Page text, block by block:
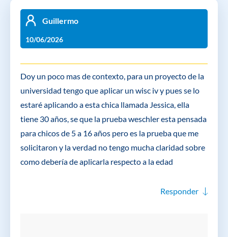
Guillermo
10/06/2026
Doy un poco mas de contexto, para un proyecto de la
universidad tengo que aplicar un wisc iv y pues se lo
estaré aplicando a esta chica llamada Jessica, ella
tiene 30 años, se que la prueba weschler esta pensada
para chicos de 5 a 16 años pero es la prueba que me
solicitaron y la verdad no tengo mucha claridad sobre
como debería de aplicarla respecto a la edad
Responder